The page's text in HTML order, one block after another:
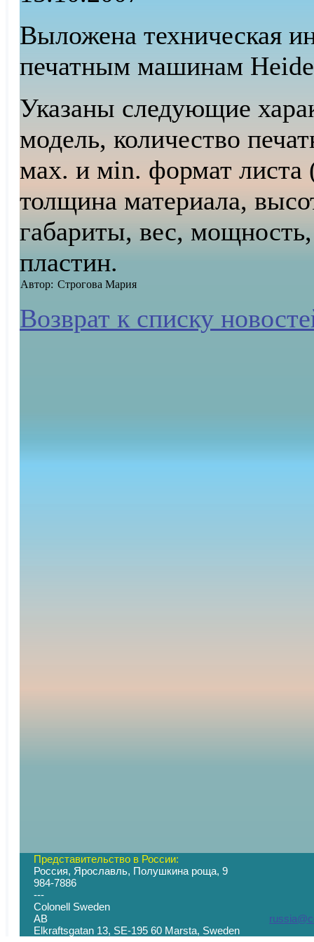
Выложена техническая
печатным машинам
Указаны следующие
модель, количество
мax. и мin. формат листа
толщина материала,
габариты, вес,
пластин.
Автор: Строгова Мария
Возврат к списку
Представительство в России:
Россия, Ярославль, Полушкина роща, 9
984-7886
---
Colonell Sweden
AB
Elkraftsgatan 13, SE-195 60 Marsta,